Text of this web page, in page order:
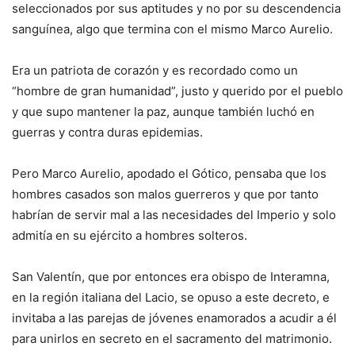
seleccionados por sus aptitudes y no por su descendencia
sanguínea, algo que termina con el mismo Marco Aurelio.
Era un patriota de corazón y es recordado como un
“hombre de gran humanidad”, justo y querido por el pueblo
y que supo mantener la paz, aunque también luchó en
guerras y contra duras epidemias.
Pero Marco Aurelio, apodado el Gótico, pensaba que los
hombres casados son malos guerreros y que por tanto
habrían de servir mal a las necesidades del Imperio y solo
admitía en su ejército a hombres solteros.
San Valentín, que por entonces era obispo de Interamna,
en la región italiana del Lacio, se opuso a este decreto, e
invitaba a las parejas de jóvenes enamorados a acudir a él
para unirlos en secreto en el sacramento del matrimonio.